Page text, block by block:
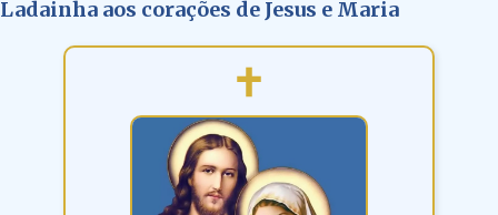
Ladainha aos corações de Jesus e Maria